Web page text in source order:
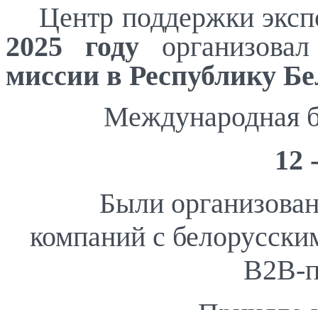
Центр поддержки
2025 годуорганизовал
миссии в Республику
Международная
12
Были
компаний с
B2B-